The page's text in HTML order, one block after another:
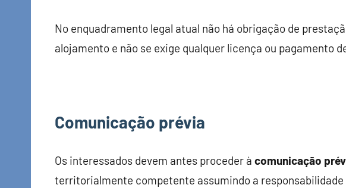
No enquadramento legal atual não há obrigação de
alojamento e não se exige qualquer licença ou pagamento
Comunicação prévia
Os interessados devem antes proceder à comunicação
territorialmente competente assumindo a